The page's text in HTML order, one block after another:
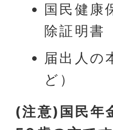
国民健康
除証明書
届出人の
ど）
(注意)国民年